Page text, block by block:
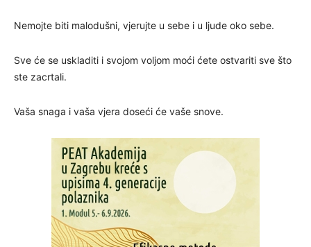
Nemojte biti malodušni, vjerujte u sebe i u ljude oko sebe.
Sve će se uskladiti i svojom voljom moći ćete ostvariti sve što
ste zacrtali.
Vaša snaga i vaša vjera doseći će vaše snove.